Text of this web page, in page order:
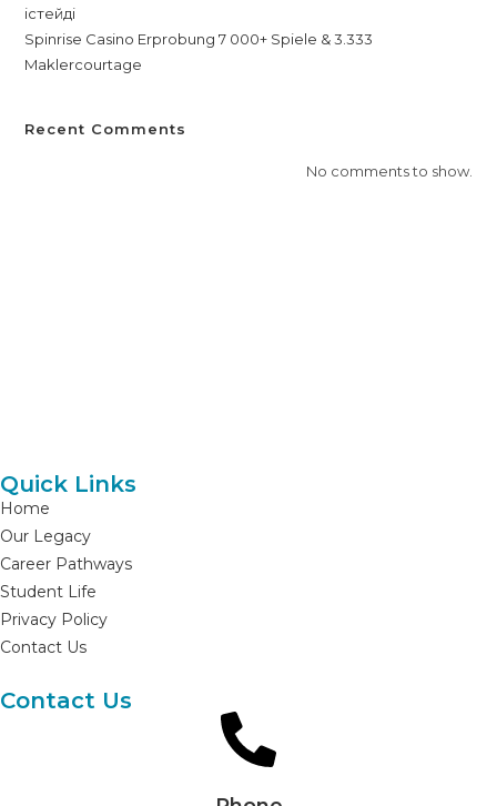
істейді
Spinrise Casino Erprobung 7 000+ Spiele & 3.333
Maklercourtage
Recent Comments
No comments to show.
Quick Links
Home
Our Legacy
Career Pathways
Student Life
Privacy Policy
Contact Us
Contact Us